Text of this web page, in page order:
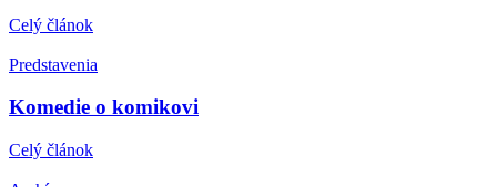
Celý článok
Predstavenia
Komedie o komikovi
Celý článok